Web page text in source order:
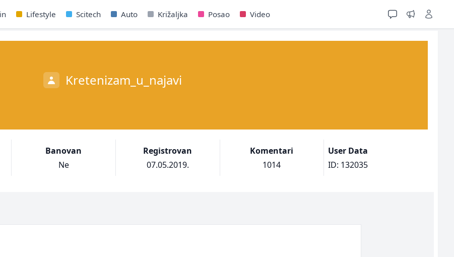
Lifestyle Scitech Auto Križaljka Posao Video
Kretenizam_u_najavi
Banovan
Ne
Registrovan
07.05.2019.
Komentari
1014
User Data
ID: 132035